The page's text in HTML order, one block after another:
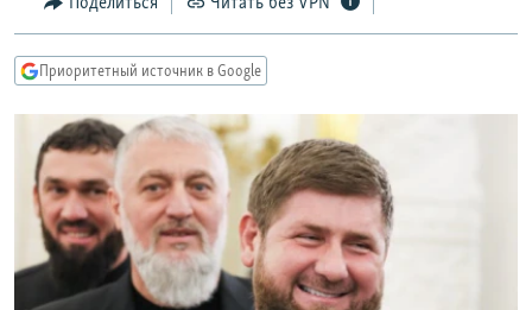
Вернутся
поиску
СЕВЕР.РЕАЛИИ
СИБИРЬ.РЕАЛИИ
РАСПИСАНИЕ ВЕЩАНИЯ
ПОДПИШИТЕСЬ НА РАССЫЛКУ
СОЦИАЛЬНЫЕ СЕТИ
Приоритетный источник в Google